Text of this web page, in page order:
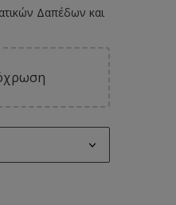
Δαπέδων και